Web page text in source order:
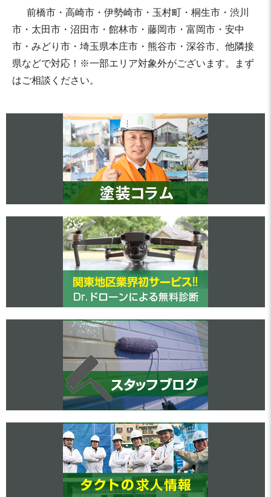
前橋市・高崎市・伊勢崎市・玉村町・桐生市・渋川
市・太田市・沼田市・館林市・藤岡市・富岡市・安中
市・みどり市・埼玉県本庄市・熊谷市・深谷市、他隣接
県などで対応！※一部エリア対象外がございます。まず
はご相談ください。